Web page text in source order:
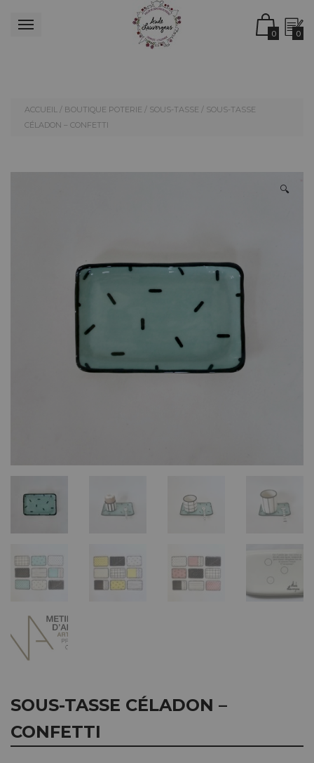
0 0
ACCUEIL / BOUTIQUE POTERIE / SOUS-TASSE / SOUS-TASSE
CÉLADON – CONFETTI
🔍
SOUS-TASSE CÉLADON –
CONFETTI